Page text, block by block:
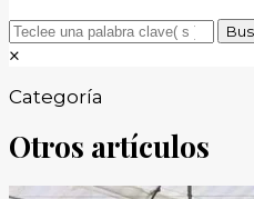
×
Categoría
Otros artículos